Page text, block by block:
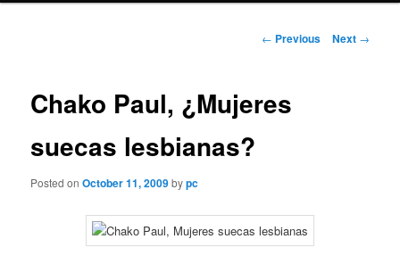
Post
← Previous Next →
Chako Paul, ¿Mujeres
suecas lesbianas?
Posted onOctober 11, 2009bypc